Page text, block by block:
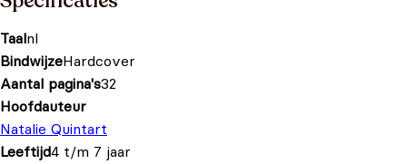
Taalnl
BindwijzeHardcover
Aantal pagina's32
Hoofdauteur
Natalie Quintart
Leeftijd4 t/m 7 jaar